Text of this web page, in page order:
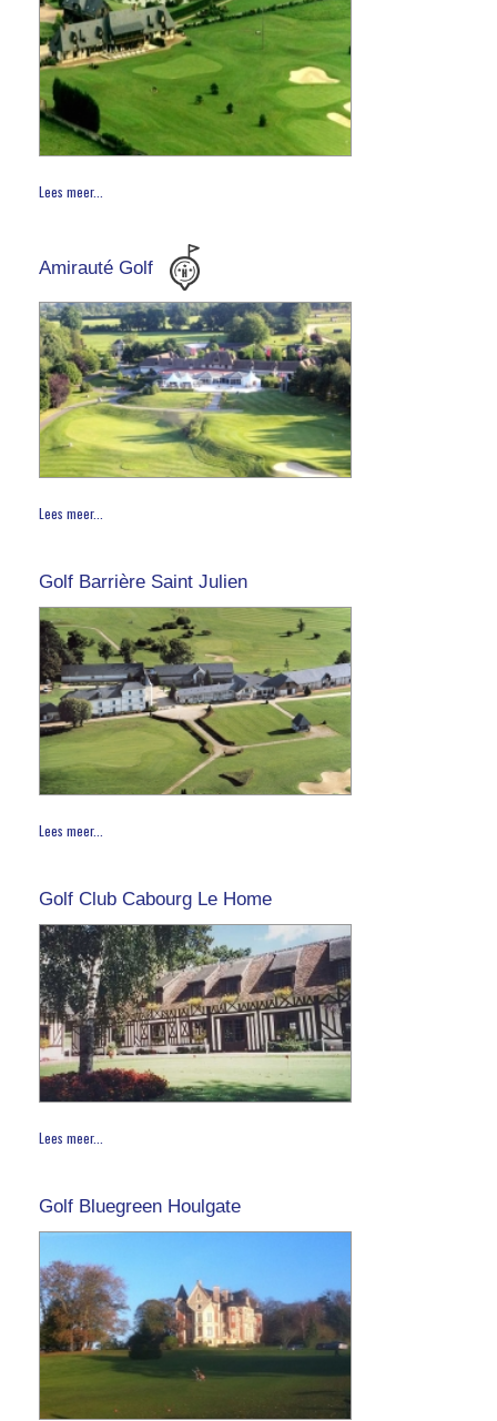
Lees meer...
Amirauté Golf
Lees meer...
Golf Barrière Saint Julien
Lees meer...
Golf Club Cabourg Le Home
Lees meer...
Golf Bluegreen Houlgate